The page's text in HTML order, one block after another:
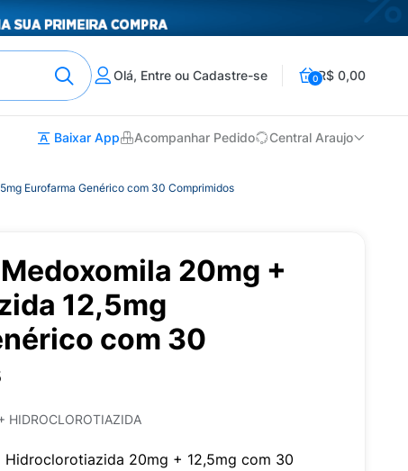
Olá, Entre ou Cadastre-se 0R$ 0,00
Baixar App Acompanhar Pedido Central Araujo
Eurofarma Genérico com 30 Comprimidos
20mg +
12,5mg
com 30
HIDROCLOROTIAZIDA
Hidroclorotiazida 20mg + 12,5mg com 30